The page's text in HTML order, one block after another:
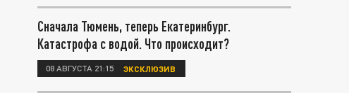
Сначала Тюмень, теперь Екатеринбург.
Катастрофа с водой. Что происходит?
08 АВГУСТА 21:15 ЭКСКЛЮЗИВ